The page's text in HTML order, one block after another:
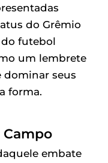
do Grêmio
futebol
um lembrete
dominar seus
forma.
Campo
embate